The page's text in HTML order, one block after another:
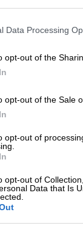
Data Processing
opt-out of the
opt-out of the Sale
opt-out of
opt-out of
Data that Is
γνωστών
γενιάς που
ανάγκη
να
πόλη